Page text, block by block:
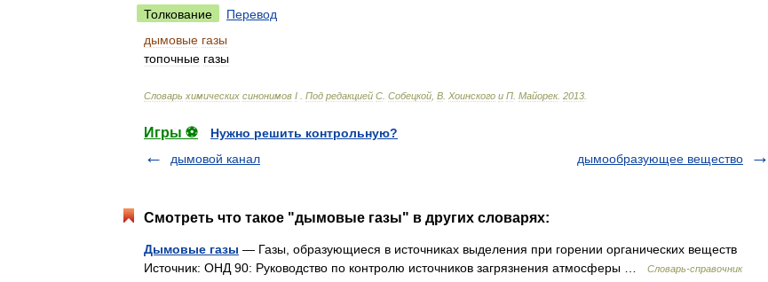
Толкование
Перевод
дымовые газы
топочные газы
Cловарь химических синонимов I Под редакцией С Собецкой В Хоинского и П Майорек. 2013
Игры ⚽
Нужно решить контрольную?
дымовой канал
дымообразующее вещество
Смотреть что такое "дымовые газы" в других словарях:
Дымовые газы — Газы, образующиеся в источниках выделения при горении органических веществ
Источник: ОНД 90: Руководство по контролю источников загрязнения атмосферы …
Словарь-справочник